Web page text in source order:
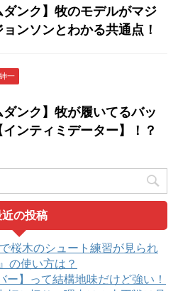
ダンク】牧のモデルがマジ
ョンソンとわかる共通点！
一
ダンク】牧が履いてるバッ
ンティミデーター】！？
の投稿
桜木のシュート練習が見られ
の使い方は？
】って結構地味だけど強い！